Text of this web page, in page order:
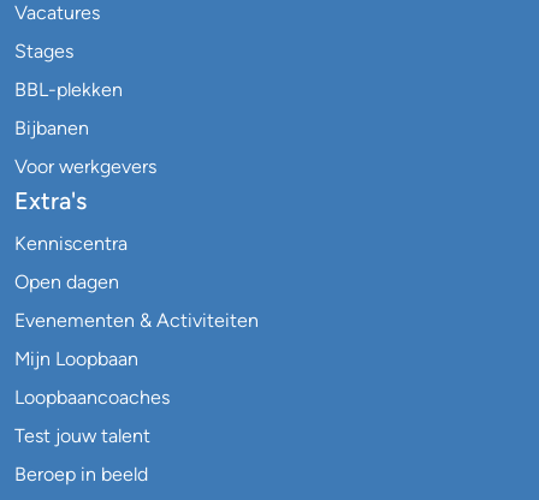
Vacatures
Stages
BBL-plekken
Bijbanen
Voor werkgevers
Extra's
Kenniscentra
Open dagen
Evenementen & Activiteiten
Mijn Loopbaan
Loopbaancoaches
Test jouw talent
Beroep in beeld